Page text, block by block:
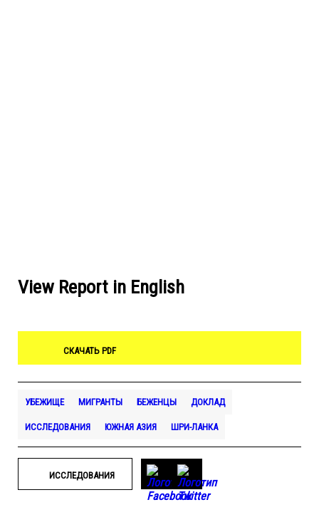
View Report in English
СКАЧАТЬ PDF
УБЕЖИЩЕ МИГРАНТЫ БЕЖЕНЦЫ ДОКЛАД
ИССЛЕДОВАНИЯ ЮЖНАЯ АЗИЯ ШРИ-ЛАНКА
ИССЛЕДОВАНИЯ